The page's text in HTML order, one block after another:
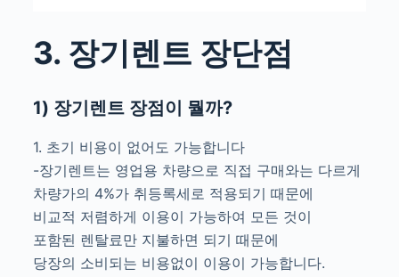
3. 장기렌트 장단점
1) 장기렌트 장점이 뭘까?
1. 초기 비용이 없어도 가능합니다
-장기렌트는 영업용 차량으로 직접 구매와는 다르게
차량가의 4%가 취등록세로 적용되기 때문에
비교적 저렴하게 이용이 가능하여 모든 것이
포함된 렌탈료만 지불하면 되기 때문에
당장의 소비되는 비용없이 이용이 가능합니다.